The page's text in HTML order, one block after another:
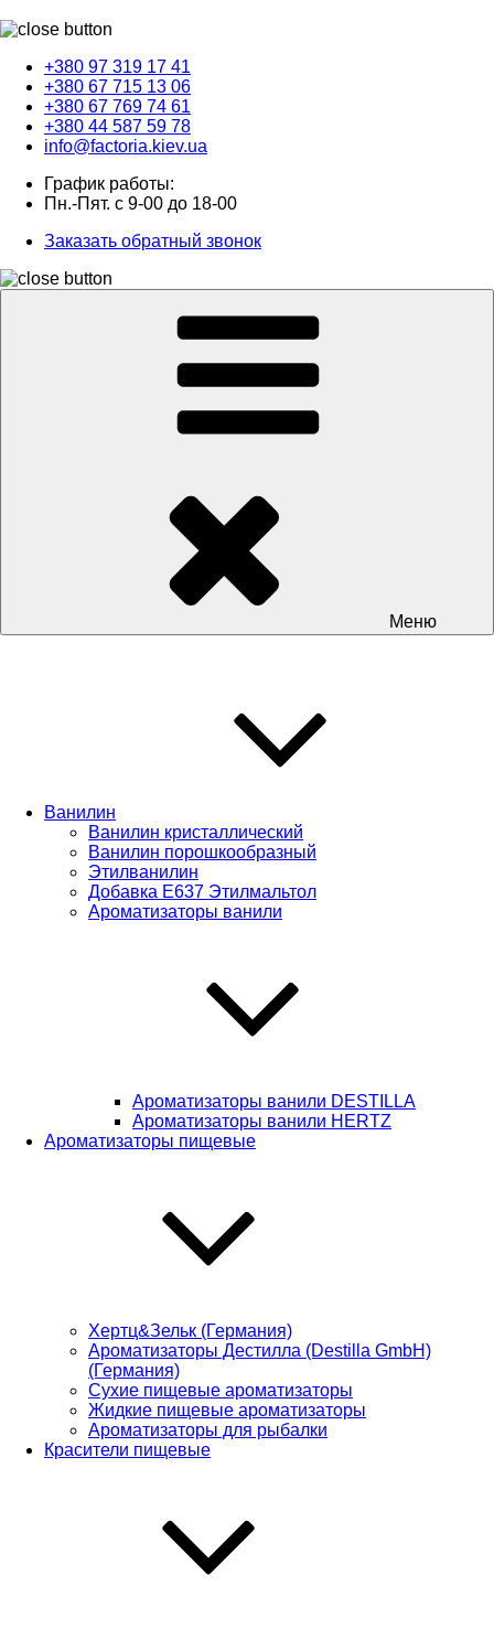
+380 97 319 17 41
+380 67 715 13 06
+380 67 769 74 61
+380 44 587 59 78
info@factoria.kiev.ua
График работы:
Пн.-Пят. с 9-00 до 18-00
Заказать обратный звонок
Меню
Ванилин
Ванилин кристаллический
Ванилин порошкообразный
Этилванилин
Добавка Е637 Этилмальтол
Ароматизаторы ванили
Ароматизаторы ванили DESTILLA
Ароматизаторы ванили HERTZ
Ароматизаторы пищевые
Хертц&Зельк (Германия)
Ароматизаторы Дестилла (Destilla GmbH)
(Германия)
Сухие пищевые ароматизаторы
Жидкие пищевые ароматизаторы
Ароматизаторы для рыбалки
Красители пищевые